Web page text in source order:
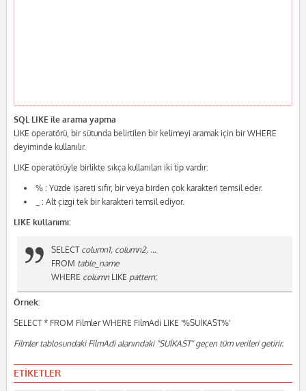
SQL LIKE ile arama yapma
LIKE operatörü, bir sütunda belirtilen bir kelimeyi aramak için bir WHERE
deyiminde kullanılır.
LIKE operatörüyle birlikte sıkça kullanılan iki tip vardır:
% : Yüzde işareti sıfır, bir veya birden çok karakteri temsil eder.
_ : Alt çizgi tek bir karakteri temsil ediyor.
LIKE kullanımı:
SELECTcolumn1, column2, ...
FROM table_name
WHERE columnLIKE pattern;
Örnek:
SELECT * FROM Filmler WHERE FilmAdi LIKE '%SUİKAST%'
Filmler tablosundaki FilmAdi alanındaki "SUİKAST" geçen tüm verileri getirir.
ETİKETLER